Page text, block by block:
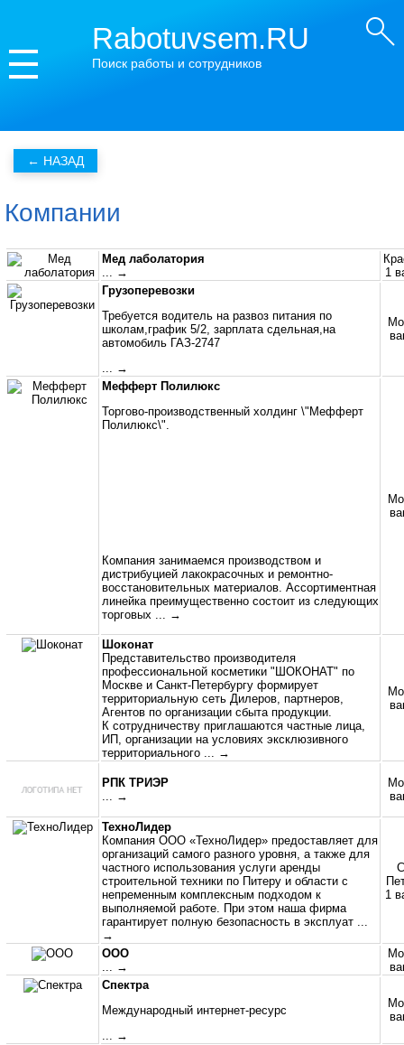
Rabotuvsem.RU
Поиск работы и сотрудников
Компании
Мед лаболатория
... →
1
Грузоперевозки
Требуется водитель на развоз питания по
школам,график 5/2, зарплата сдельная,на
автомобиль ГАЗ-2747
... →
Мефферт Полилюкс
Торгово-производственный холдинг \"Мефферт
Полилюкс\".
Компания занимаемся производством и
дистрибуцией лакокрасочных и ремонтно-
восстановительных материалов. Ассортиментная
линейка преимущественно состоит из следующих
торговых
... →
Шоконат
Представительство производителя
профессиональной косметики "ШОКОНАТ" по
Москве и Санкт-Петербургу формирует
территориальную сеть Дилеров, партнеров,
Агентов по организации сбыта продукции.
К сотрудничеству приглашаются частные лица,
ИП, организации на условиях эксклюзивного
территориального
... →
РПК ТРИЭР
... →
ТехноЛидер
Компания ООО «ТехноЛидер» предоставляет для
организаций самого разного уровня, а также для
частного использования услуги аренды
строительной техники по Питеру и области с
непременным комплексным подходом к
выполняемой работе. При этом наша фирма
гарантирует полную безопасность в эксплуат
→
1
ООО
... →
Спектра
Международный интернет-ресурс
... →